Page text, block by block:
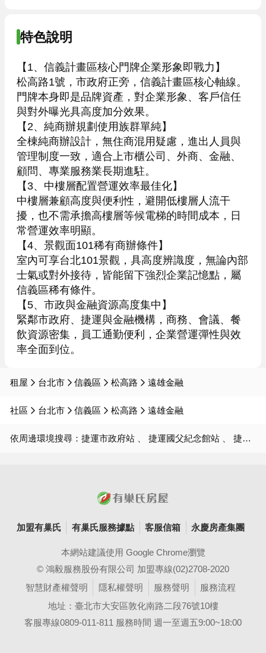
特色說明
【1、信義計畫區核心門牌企業形象即戰力】
松高路1號，市政府正旁，信義計畫區核心軸線。
門牌本身即是品牌資產，對企業形象、客戶信任
與對外曝光具高度加分效果。
【2、純商辦規劃使用族群單純】
全棟純商辦設計，無住商混用疑慮，進出人員與
管理制度一致，適合上市櫃公司、外商、金融、
顧問、專業服務業長期進駐。
【3、中樓層配置營運效率最佳化】
中樓層兼顧高度與便利性，避開低樓層人流干
擾，也不需承擔高樓層等候電梯的時間成本，日
常營運效率明顯。
【4、景觀面101稀有商辦條件】
室內可享台北101景觀，具高度辨識度，無論內部
士氣或對外接待，皆能留下強烈企業記憶點，屬
信義區稀有條件。
【5、市政與金融資源高度集中】
緊鄰市政府、捷運與金融機構，商務、會議、餐
飲資源密集，員工通勤便利，企業營運彈性與效
率全面到位。
租屋 台北市 信義區 松高路 遠雄金融
社區 台北市 信義區 松高路 遠雄金融
依周邊環境搜尋： 捷運市政府站 捷運國父紀念館站 捷運台北101世貿站
加盟有巢氏 有巢氏服務據點 客服信箱 永慶房產集團
本網站建議使用 Google Chrome瀏覽
© 鴻毅服務股份有限公司 加盟專線(02)2708-2020
智慧財產權聲明
隱私權聲明 服務聲明
服務流程
地址：臺北市大安區敦化南路二段76號10樓
客服專線0809-011-811 服務時間 週一至週五9:00~18:00